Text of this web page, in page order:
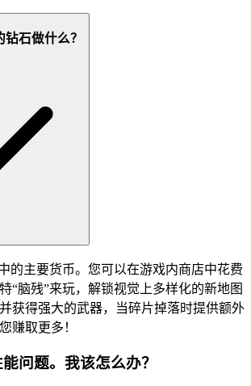
石做什么？
的主要货币。您可以在游戏内商店中花费
“脑残”来玩，解锁视觉上多样化的新地图
获得强大的武器，当碎片掉落时提供额外
赚取更多！
问题。我该怎么办？